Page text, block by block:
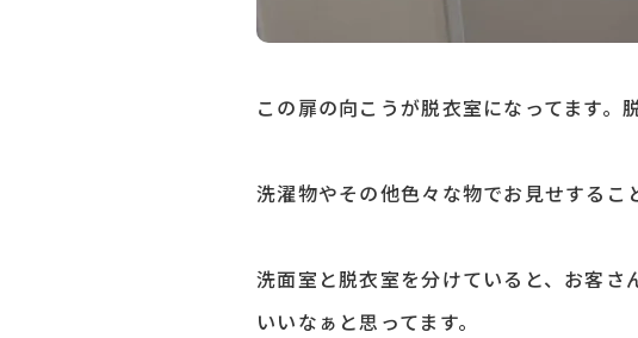
この扉の向こうが脱衣室になってます。
洗濯物やその他色々な物でお見せする
洗面室と脱衣室を分けていると、お客
いいなぁと思ってます。